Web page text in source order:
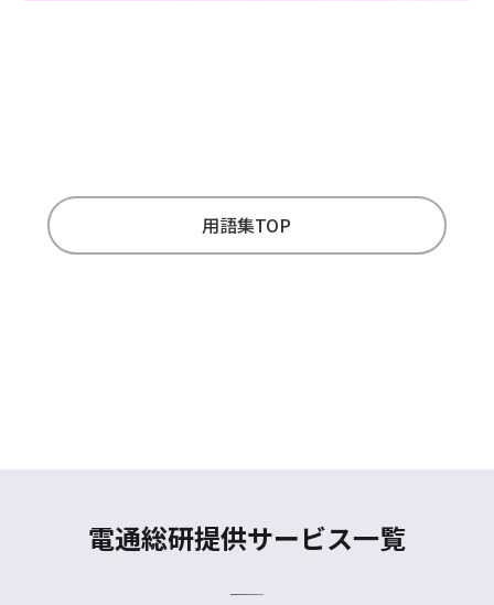
用語集TOP
電通総研提供サービス一覧